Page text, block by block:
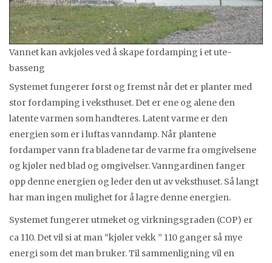
Vannet kan avkjøles ved å skape fordamping i et ute-
basseng
Systemet fungerer først og fremst når det er planter med
stor fordamping i veksthuset. Det er ene og alene den
latente varmen som handteres. Latent varme er den
energien som er i luftas vanndamp. Når plantene
fordamper vann fra bladene tar de varme fra omgivelsene
og kjøler ned blad og omgivelser. Vanngardinen fanger
opp denne energien og leder den ut av veksthuset. Så langt
har man ingen mulighet for å lagre denne energien.
Systemet fungerer utmeket og virkningsgraden (COP) er
ca 110. Det vil si at man “kjøler vekk ” 110 ganger så mye
energi som det man bruker. Til sammenligning vil en